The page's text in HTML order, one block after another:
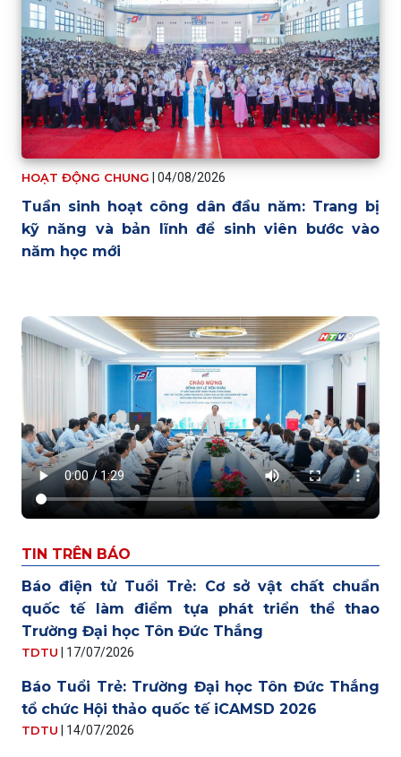
HOẠT ĐỘNG CHUNG | 04/08/2026
Tuần sinh hoạt công dân đầu năm: Trang bị
kỹ năng và bản lĩnh để sinh viên bước vào
năm học mới
TIN TRÊN BÁO
Báo điện tử Tuổi Trẻ: Cơ sở vật chất chuẩn
quốc tế làm điểm tựa phát triển thể thao
Trường Đại học Tôn Đức Thắng
TDTU 17/07/2026
Báo Tuổi Trẻ: Trường Đại học Tôn Đức Thắng
tổ chức Hội thảo quốc tế iCAMSD 2026
TDTU 14/07/2026